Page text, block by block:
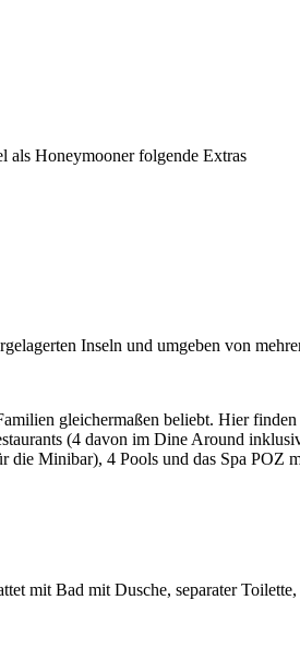
als Honeymooner folgende Extras
Inseln und umgeben von
gleichermaßen beliebt. Hier
(4 davon im Dine Around
Minibar), 4 Pools und das Spa
mit Bad mit Dusche, separater